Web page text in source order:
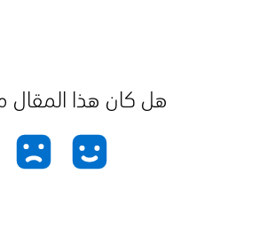
هل كان هذا المقال